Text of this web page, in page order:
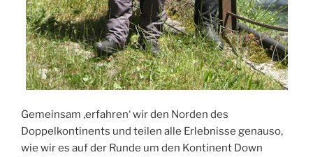
Gemeinsam ‚erfahren‘ wir den Norden des
Doppelkontinents und teilen alle Erlebnisse genauso,
wie wir es auf der Runde um den Kontinent Down